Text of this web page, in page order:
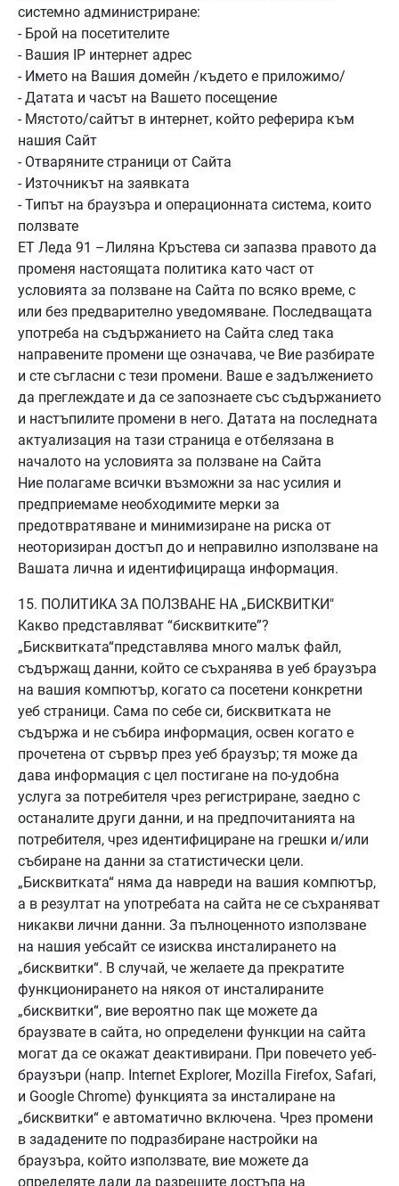
системно администриране:
- Брой на посетителите
- Вашия IP интернет адрес
- Името на Вашия домейн /където е приложимо/
- Датата и часът на Вашето посещение
- Мястото/сайтът в интернет, който реферира към
нашия Сайт
- Отваряните страници от Сайта
- Източникът на заявката
- Типът на браузъра и операционната система, които
ползвате
ЕТ Леда 91 –Лиляна Кръстева си запазва правото да
променя настоящата политика като част от
условията за ползване на Сайта по всяко време, с
или без предварително уведомяване. Последващата
употреба на съдържанието на Сайта след така
направените промени ще означава, че Вие разбирате
и сте съгласни с тези промени. Ваше е задължението
да преглеждате и да се запознаете със съдържанието
и настъпилите промени в него. Датата на последната
актуализация на тази страница е отбелязана в
началото на условията за ползване на Сайта
Ние полагаме всички възможни за нас усилия и
предприемаме необходимите мерки за
предотвратяване и минимизиране на риска от
неоторизиран достъп до и неправилно използване на
Вашата лична и идентифицираща информация.
15. ПОЛИТИКА ЗА ПОЛЗВАНЕ НА „БИСКВИТКИ"
Какво представляват “бисквитките”?
„Бисквитката“представлява много малък файл,
съдържащ данни, който се съхранява в уеб браузъра
на вашия компютър, когато са посетени конкретни
уеб страници. Сама по себе си, бисквитката не
съдържа и не събира информация, освен когато е
прочетена от сървър през уеб браузър; тя може да
дава информация с цел постигане на по-удобна
услуга за потребителя чрез регистриране, заедно с
останалите други данни, и на предпочитанията на
потребителя, чрез идентифициране на грешки и/или
събиране на данни за статистически цели.
„Бисквитката“ няма да навреди на вашия компютър,
а в резултат на употребата на сайта не се съхраняват
никакви лични данни. За пълноценното използване
на нашия уебсайт се изисква инсталирането на
„бисквитки“. В случай, че желаете да прекратите
функционирането на някоя от инсталираните
„бисквитки“, вие вероятно пак ще можете да
браузвате в сайта, но определени функции на сайта
могат да се окажат деактивирани. При повечето уеб-
браузъри (напр. Internet Explorer, Mozilla Firefox, Safari,
и Google Chrome) функцията за инсталиране на
„бисквитки“ е автоматично включена. Чрез промени
в зададените по подразбиране настройки на
браузъра, който използвате, вие можете да
определяте дали да разрешите достъпа на